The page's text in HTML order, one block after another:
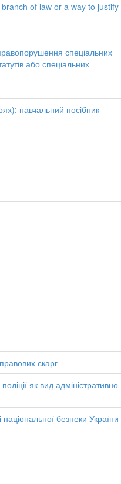
of law or a way to justify
правопорушення спеціальних
або спеціальних
навчальний посібник
скарг
як вид адміністративно-
безпеки України